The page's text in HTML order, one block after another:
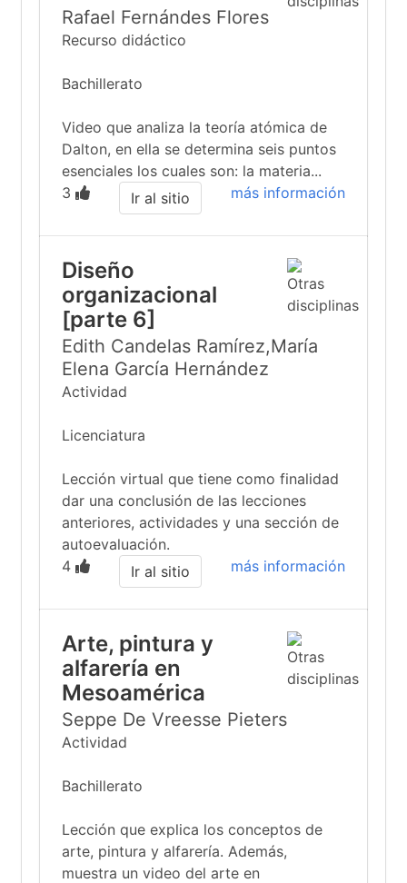
Rafael Fernándes Flores
Recurso didáctico
Bachillerato
Video que analiza la teoría atómica de
Dalton, en ella se determina seis puntos
esenciales los cuales son: la materia...
3
más información
Ir al sitio
Diseño
organizacional
[parte 6]
Edith Candelas Ramírez,María
Elena García Hernández
Actividad
Licenciatura
Lección virtual que tiene como finalidad
dar una conclusión de las lecciones
anteriores, actividades y una sección de
autoevaluación.
4
más información
Ir al sitio
Arte, pintura y
alfarería en
Mesoamérica
Seppe De Vreesse Pieters
Actividad
Bachillerato
Lección que explica los conceptos de
arte, pintura y alfarería. Además,
muestra un video del arte en